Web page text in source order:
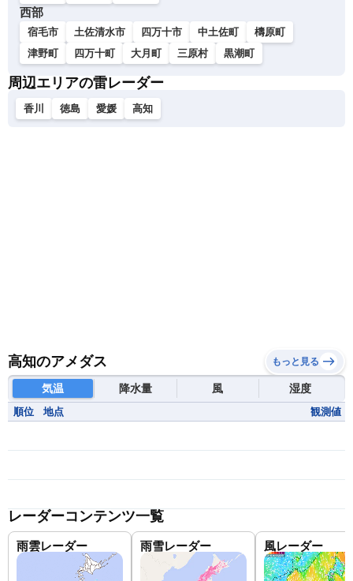
西部
宿毛市 土佐清水市 四万十市 中土佐町
檮原町
津野町
四万十町 大月町 三原村 黒潮町
周辺エリアの雷レーダー
香川 徳島 愛媛 高知
高知のアメダス もっと見る
気温 降水量 風 湿度
順位 地点 観測値
レーダーコンテンツ一覧
雨雲レーダー 雨雪レーダー 風レーダー